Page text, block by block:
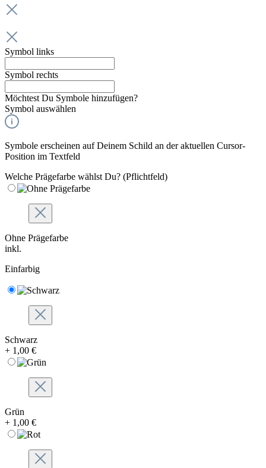
Symbol links
Symbol rechts
Möchtest Du Symbole hinzufügen?
Symbol auswählen
Symbole erscheinen auf Deinem Schild an der aktuellen Cursor-
Position im Textfeld
Welche Prägefarbe wählst Du? (Pflichtfeld)
Ohne Prägefarbe
inkl.
Einfarbig
Schwarz
+ 1,00 €
Grün
+ 1,00 €